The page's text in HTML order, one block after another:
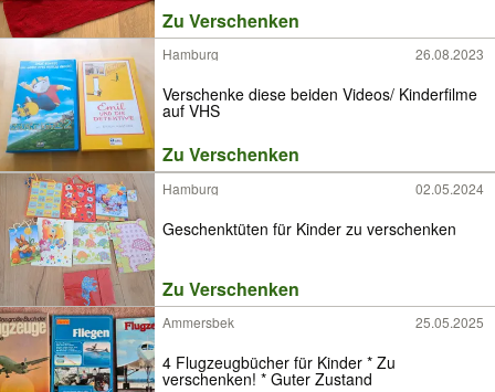
Zu Verschenken
Hamburg 26.08.2023
Verschenke diese beiden Videos/ Kinderfilme
auf VHS
Zu Verschenken
Hamburg 02.05.2024
Geschenktüten für Kinder zu verschenken
Zu Verschenken
Ammersbek 25.05.2025
4 Flugzeugbücher für Kinder * Zu
verschenken! * Guter Zustand